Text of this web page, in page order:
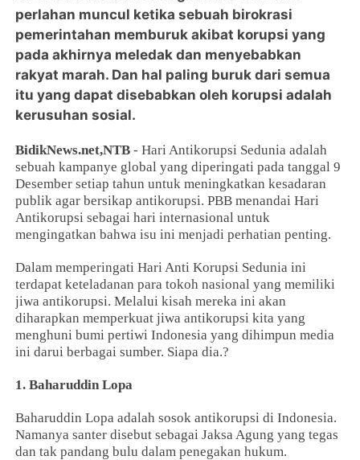
perlahan muncul ketika sebuah birokrasi
pemerintahan memburuk akibat korupsi yang
pada akhirnya meledak dan menyebabkan
rakyat marah. Dan hal paling buruk dari semua
itu yang dapat disebabkan oleh korupsi adalah
kerusuhan sosial.
BidikNews.net,NTB - Hari Antikorupsi Sedunia adalah
sebuah kampanye global yang diperingati pada tanggal 9
Desember setiap tahun untuk meningkatkan kesadaran
publik agar bersikap antikorupsi. PBB menandai Hari
Antikorupsi sebagai hari internasional untuk
mengingatkan bahwa isu ini menjadi perhatian penting.
Dalam memperingati Hari Anti Korupsi Sedunia ini
terdapat keteladanan para tokoh nasional yang memiliki
jiwa antikorupsi. Melalui kisah mereka ini akan
diharapkan memperkuat jiwa antikorupsi kita yang
menghuni bumi pertiwi Indonesia yang dihimpun media
ini darui berbagai sumber. Siapa dia.?
1. Baharuddin Lopa
Baharuddin Lopa adalah sosok antikorupsi di Indonesia.
Namanya santer disebut sebagai Jaksa Agung yang tegas
dan tak pandang bulu dalam penegakan hukum.